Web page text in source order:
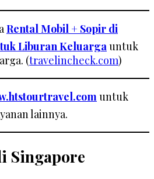
Rental Mobil + Sopir di
Liburan Keluarga untuk
(travelincheck.com)
untuk
lainnya.
Singapore